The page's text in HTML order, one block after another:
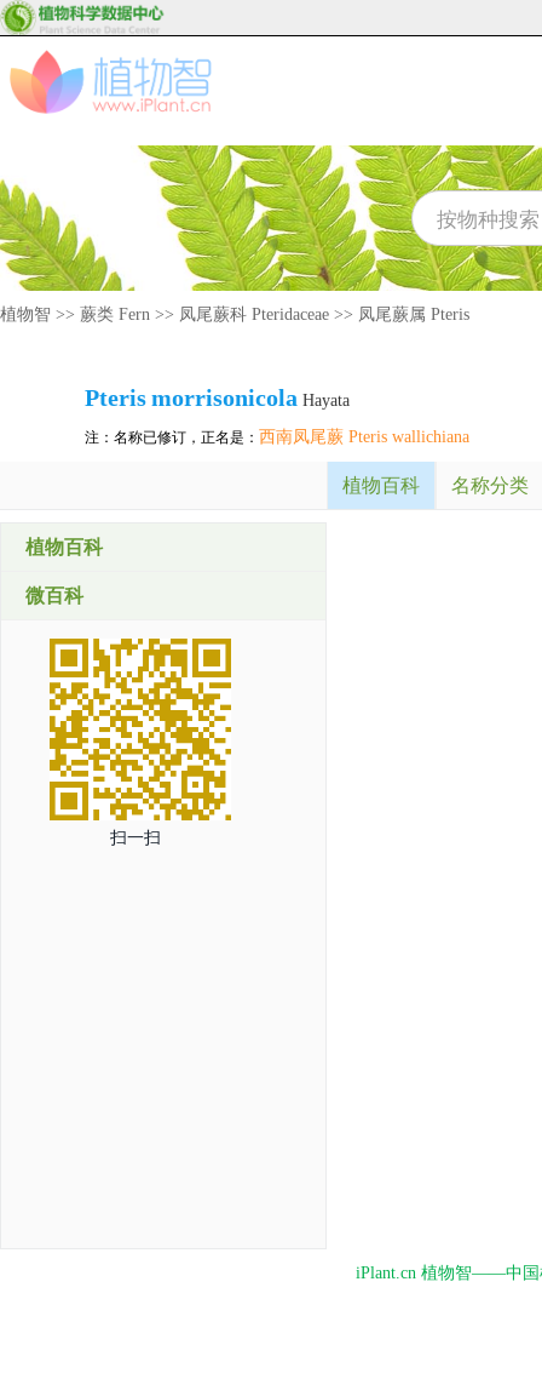
植物智 >> 蕨类 Fern >> 凤尾蕨科 Pteridaceae >> 凤尾蕨属 Pteris
Pterismorrisonicola Hayata
注：名称已修订，正名是： 西南凤尾蕨 Pteris wallichiana
植物百科 名称分类
植物百科
微百科
扫一扫
iPlant.cn 植物智——中国